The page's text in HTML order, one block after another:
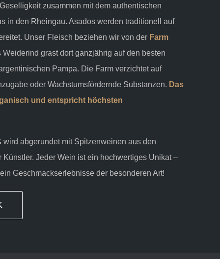
zusammen mit dem authentischen
in den Rheingau. Asados werden traditionell auf
Unser Fleisch beziehen wir von der Farm
Weiderind grast dort ganzjährig auf den besten
Pampa. Die Farm verzichtet auf
oder Wachstumsfördernde Substanzen. Das
und entspricht höchsten
wird abgerundet mit Spitzenweinen aus den
Künstler. Jeder Wein ist ein hochwertiges Unikat –
Geschmackserlebnisse der besonderen Art!